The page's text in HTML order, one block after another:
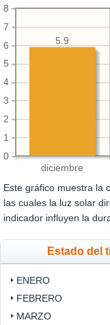
diciembre
0
1
2
3
4
5
6
7
8
5.9
Este gráfico muestra la
las cuales la luz solar
indicador influyen la
Estado del
ENERO
FEBRERO
MARZO